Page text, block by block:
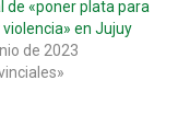
de «poner plata para
en Jujuy
de 2023